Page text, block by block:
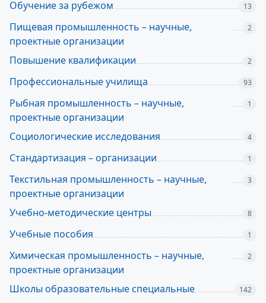
Обучение за рубежом 13
Пищевая промышленность – научные,
проектные организации
2
Повышение квалификации 2
Профессиональные училища 93
Рыбная промышленность – научные,
проектные организации
1
Социологические исследования 4
Стандартизация – организации 1
Текстильная промышленность – научные,
проектные организации
3
Учебно-методические центры 8
Учебные пособия 1
Химическая промышленность – научные,
проектные организации
2
Школы образовательные специальные 142